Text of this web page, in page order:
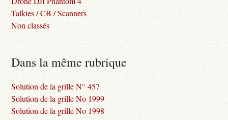
Talkies / CB / Scanners
Non classés
Dans la même rubrique
Solution de la grille N° 457
Solution de la grille No 1999
Solution de la grille No 1998